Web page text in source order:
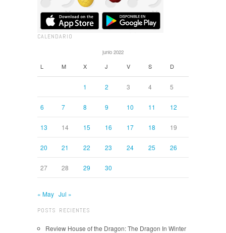
CALENDARIO
junio 2022
L M X J V S D
1 2 3 4 5
6 7 8 9 10 11 12
13 14 15 16 17 18 19
20 21 22 23 24 25 26
27 28 29 30
« May Jul »
POSTS RECIENTES
Review House of the Dragon: The Dragon In Winter